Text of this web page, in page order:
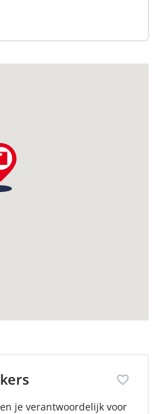
je verantwoordelijk voor